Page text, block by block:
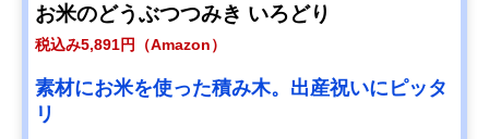
お米のどうぶつつみき いろどり
税込み5,891円（Amazon）
素材にお米を使った積み木。出産祝いにピッタ
リ